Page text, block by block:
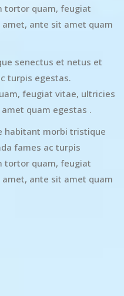
tortor quam, feugiat
ante sit amet quam
senectus et netus et
turpis egestas.
feugiat vitae, ultricies
quam egestas .
habitant morbi tristique
fames ac turpis
tortor quam, feugiat
ante sit amet quam